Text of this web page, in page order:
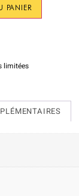
PANIER
limitées